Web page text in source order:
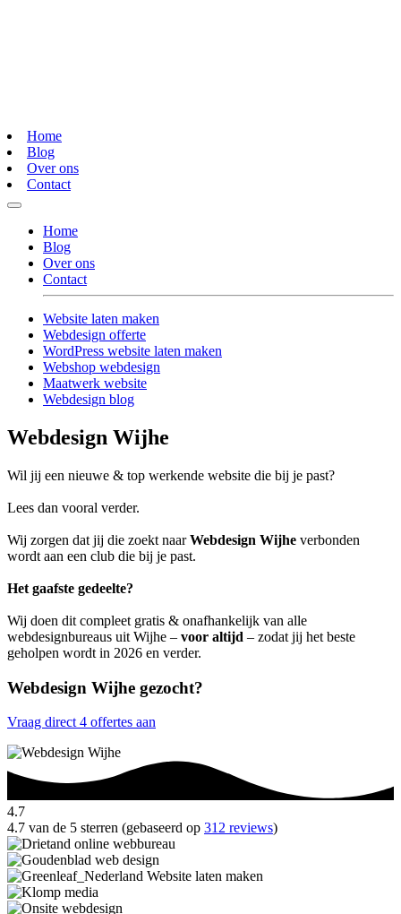
Home
Blog
Over ons
Contact
Home
Blog
Over ons
Contact
Website laten maken
Webdesign offerte
WordPress website laten maken
Webshop webdesign
Maatwerk website
Webdesign blog
Webdesign Wijhe
Wil jij een nieuwe & top werkende website die bij je past?
Lees dan vooral verder.
Wij zorgen dat jij die zoekt naarWebdesign Wijhe verbonden
wordt aan een club die bij je past.
Het gaafste gedeelte?
Wij doen dit compleet gratis & onafhankelijk van alle
webdesignbureaus uit Wijhe – voor altijd – zodat jij het beste
geholpen wordt in 2026 en verder.
Webdesign Wijhe gezocht?
Vraag direct 4 offertes aan
4.7
4.7 van de 5 sterren (gebaseerd op 312 reviews)